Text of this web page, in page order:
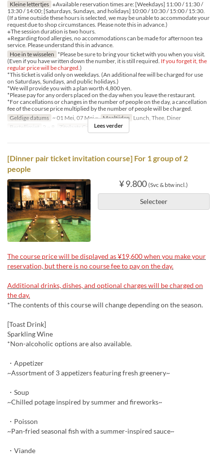
Kleine lettertjes ※Available reservation times are: [Weekdays] 11:00 / 11:30 /
13:30 / 14:00; [Saturdays, Sundays, and holidays] 10:00 / 10:30 / 15:00 / 15:30.
(If a time outside these hours is selected, we may be unable to accommodate your
request due to shop circumstances. Please note this in advance.)
※The session duration is two hours.
※Regarding food allergies, no accommodations can be made for afternoon tea
service. Please understand this in advance.
Hoe in te wisselen *Please be sure to bring your ticket with you when you visit.
(Even if you have written down the number, it is still required. If you forget it, the
regular price will be charged.)
*This ticket is valid only on weekdays. (An additional fee will be charged for use
on Saturdays, Sundays, and public holidays.)
*We will provide you with a plan worth 4,800 yen.
*Please pay for any orders placed on the day when you leave the restaurant.
*For cancellations or changes in the number of people on the day, a cancellation
fee of the course price multiplied by the number of people will be charged.
Geldige datums ~ 01 Mei, 07 Mei ~ Maaltijden Lunch, Thee, Diner
Bestellimiet
2 ~ 8 Zitplaats Categorie Dining
Lees verder
[Dinner pair ticket invitation course] For 1 group of 2
people
¥ 9.800 (Svc & btw incl.)
Selecteer
The course price will be displayed as ¥19,600 when you make your
reservation, but there is no course fee to pay on the day.
Additional drinks, dishes, and optional charges will be charged on
the day.
*The contents of this course will change depending on the season.
[Toast Drink]
Sparkling Wine
*Non-alcoholic options are also available.
・Appetizer
~Assortment of 3 appetizers featuring fresh greenery~
・Soup
~Chilled potage inspired by summer and fireworks~
・Poisson
~Pan-fried seasonal fish with a summer-inspired sauce~
・Viande